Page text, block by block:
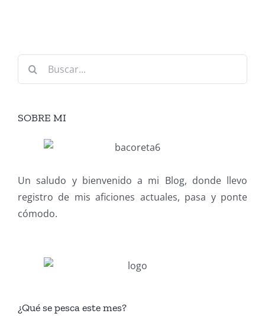
Buscar:
SOBRE MI
Un saludo y bienvenido a mi Blog, donde llevo
registro de mis aficiones actuales, pasa y ponte
cómodo.
¿Qué se pesca este mes?